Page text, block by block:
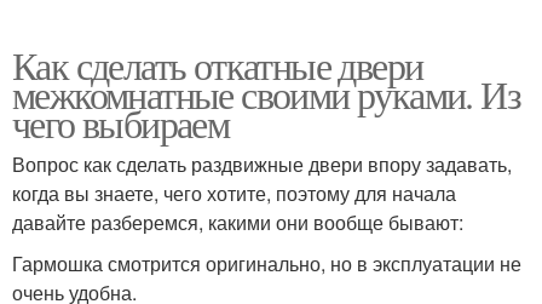
Как сделать откатные двери
межкомнатные своими руками. Из
чего выбираем
Вопрос как сделать раздвижные двери впору задавать,
когда вы знаете, чего хотите, поэтому для начала
давайте разберемся, какими они вообще бывают:
Гармошка смотрится оригинально, но в эксплуатации не
очень удобна.